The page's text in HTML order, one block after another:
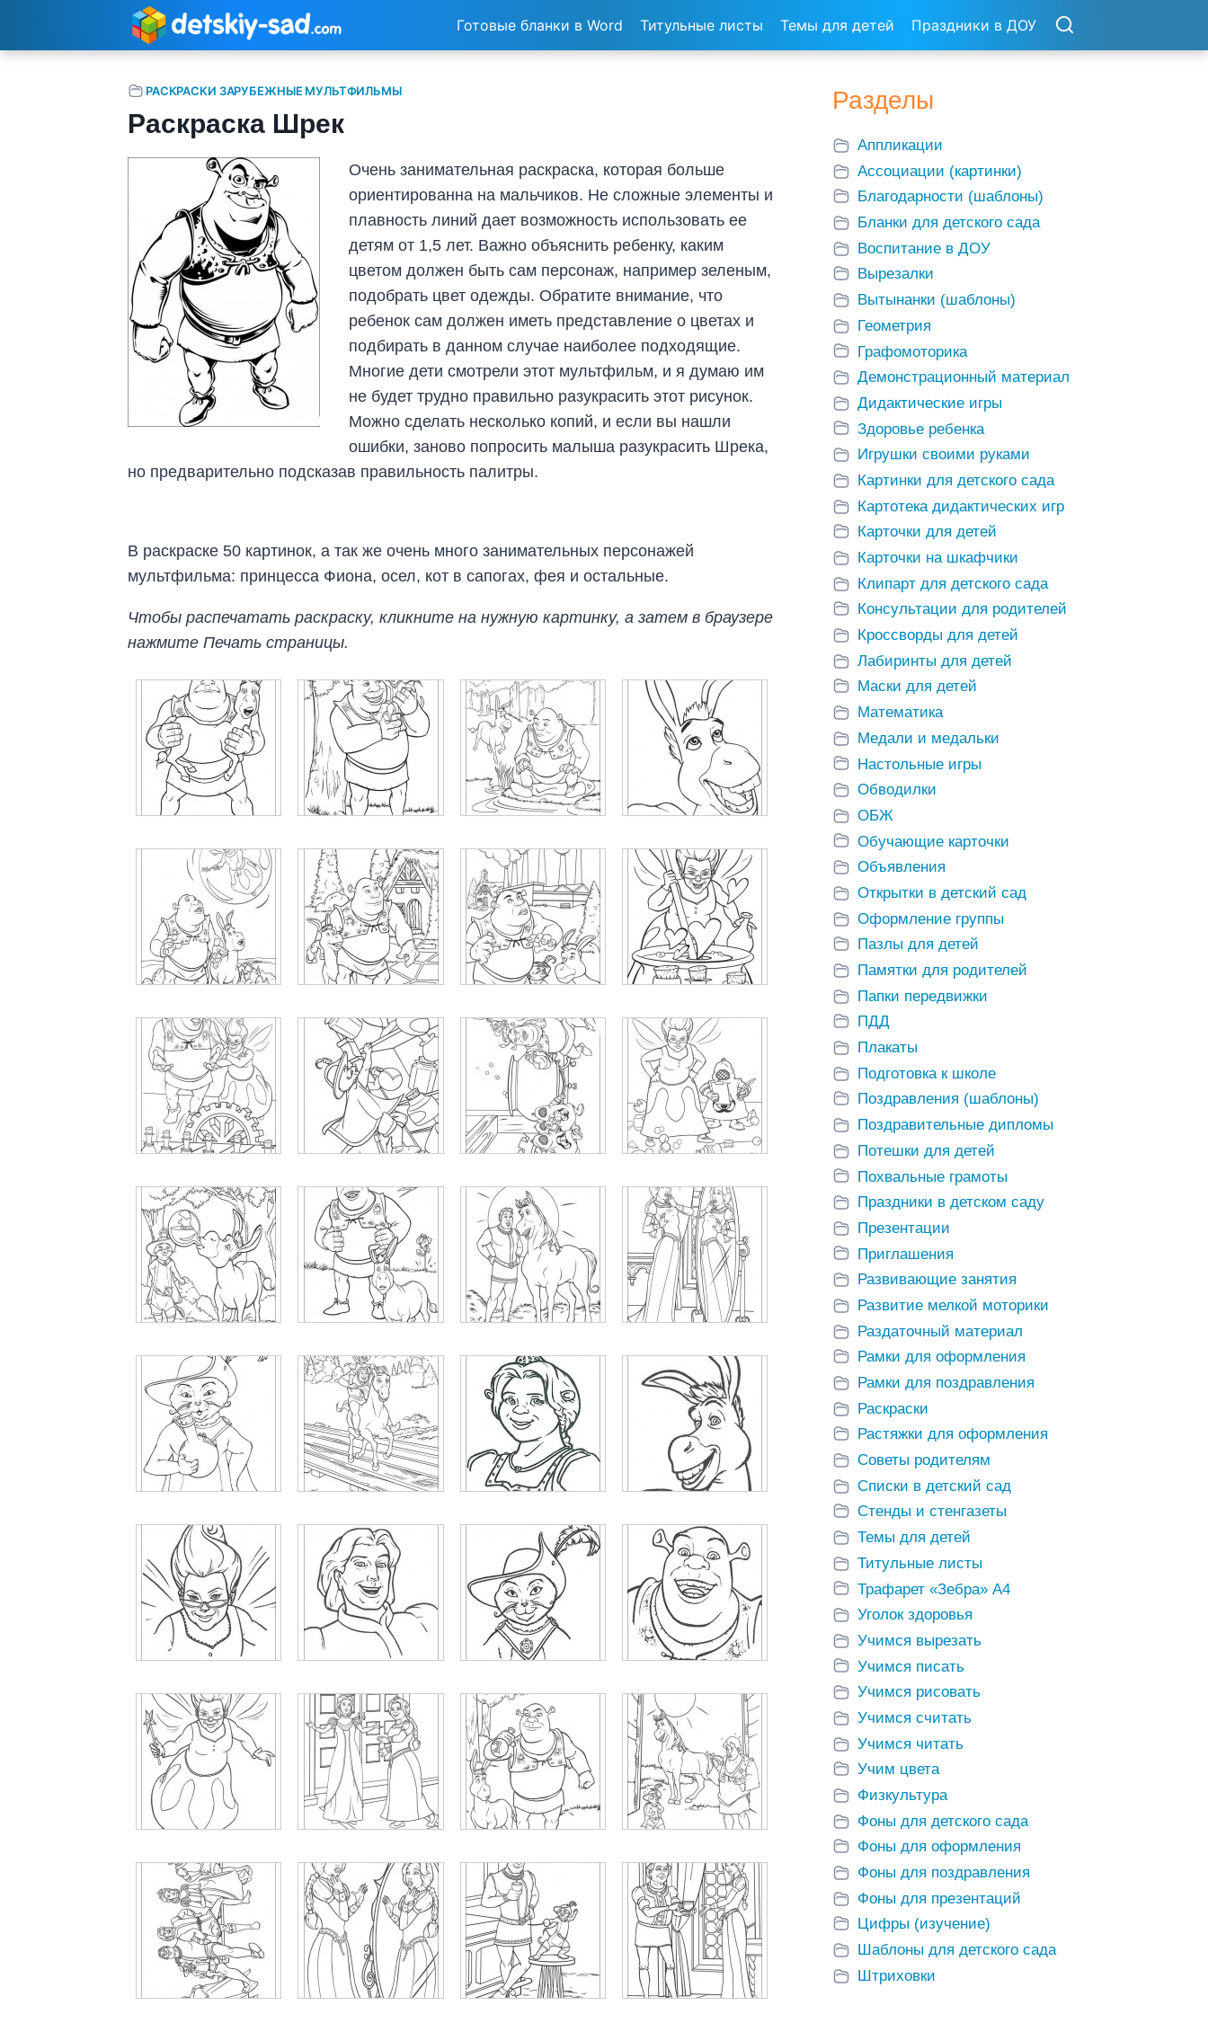
Готовые бланки в Word Титульные листы Темы для детей Праздники в ДОУ
РАСКРАСКИ ЗАРУБЕЖНЫЕ МУЛЬТФИЛЬМЫ
Раскраска Шрек
Очень занимательная раскраска, которая больше
ориентированна на мальчиков. Не сложные элементы и
плавность линий дает возможность использовать ее
детям от 1,5 лет. Важно объяснить ребенку, каким
цветом должен быть сам персонаж, например зеленым,
подобрать цвет одежды. Обратите внимание, что
ребенок сам должен иметь представление о цветах и
подбирать в данном случае наиболее подходящие.
Многие дети смотрели этот мультфильм, и я думаю им
не будет трудно правильно разукрасить этот рисунок.
Можно сделать несколько копий, и если вы нашли
ошибки, заново попросить малыша разукрасить Шрека,
но предварительно подсказав правильность палитры.
В раскраске 50 картинок, а так же очень много занимательных персонажей
мультфильма: принцесса Фиона, осел, кот в сапогах, фея и остальные.
Чтобы распечатать раскраску, кликните на нужную картинку, а затем в браузере
нажмите Печать страницы.
Разделы
Аппликации
Ассоциации (картинки)
Благодарности (шаблоны)
Бланки для детского сада
Воспитание в ДОУ
Вырезалки
Вытынанки (шаблоны)
Геометрия
Графомоторика
Демонстрационный материал
Дидактические игры
Здоровье ребенка
Игрушки своими руками
Картинки для детского сада
Картотека дидактических игр
Карточки для детей
Карточки на шкафчики
Клипарт для детского сада
Консультации для родителей
Кроссворды для детей
Лабиринты для детей
Маски для детей
Математика
Медали и медальки
Настольные игры
Обводилки
ОБЖ
Обучающие карточки
Объявления
Открытки в детский сад
Оформление группы
Пазлы для детей
Памятки для родителей
Папки передвижки
ПДД
Плакаты
Подготовка к школе
Поздравления (шаблоны)
Поздравительные дипломы
Потешки для детей
Похвальные грамоты
Праздники в детском саду
Презентации
Приглашения
Развивающие занятия
Развитие мелкой моторики
Раздаточный материал
Рамки для оформления
Рамки для поздравления
Раскраски
Растяжки для оформления
Советы родителям
Списки в детский сад
Стенды и стенгазеты
Темы для детей
Титульные листы
Трафарет «Зебра» А4
Уголок здоровья
Учимся вырезать
Учимся писать
Учимся рисовать
Учимся считать
Учимся читать
Учим цвета
Физкультура
Фоны для детского сада
Фоны для оформления
Фоны для поздравления
Фоны для презентаций
Цифры (изучение)
Шаблоны для детского сада
Штриховки